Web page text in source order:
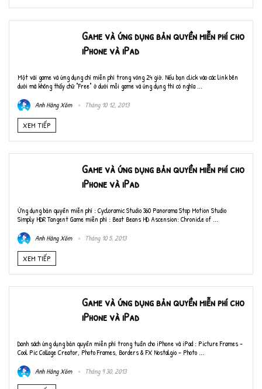
Game và ứng dụng bản quyền miễn phí cho
iPhone và iPad
Một vài game và ứng dụng chỉ miễn phí trong vòng 24 giờ. Nếu bạn click vào các link bên
dưới mà không thấy chữ "Free" ở dưới mỗi game và ứng dụng thì có nghĩa ...
Anh Hàng Xóm
Tháng 10 12, 2013
XEM TIẾP
Game và ứng dụng bản quyền miễn phí cho
iPhone và iPad
Ứng dụng bản quyền miễn phí : Cycloramic Studio 360 Panorama Stop Motion Studio
Simply HDR Tangent Game miễn phí : Beat Beans HD Ascension: Chronicle of ...
Anh Hàng Xóm
Tháng 10 5, 2013
XEM TIẾP
Game và ứng dụng bản quyền miễn phí cho
iPhone và iPad
Danh sách ứng dụng bản quyền miễn phí trong tuần cho iPhone và iPad : Picture Frames -
Cool Pic Collage Creator, Photo Frames, Borders & FX Nostalgio - Photo ...
Anh Hàng Xóm
Tháng 9 30, 2013